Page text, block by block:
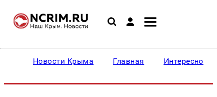
Новости Крыма Главная Интересное